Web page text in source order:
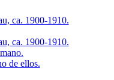
ca. 1900-1910.
ca. 1900-1910.
de ellos.